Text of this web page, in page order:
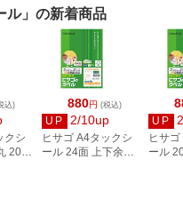
ル」の新着商品
込)
クシ
20シ
880円 (税込)
UP 2/10up
ヒサゴ A4タックシ
ール 24面 上下余白
UP
ヒサ
ール